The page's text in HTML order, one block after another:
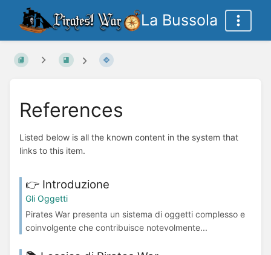
La Bussola
References
Listed below is all the known content in the system that
links to this item.
👉 Introduzione
Gli Oggetti
Pirates War presenta un sistema di oggetti complesso e
coinvolgente che contribuisce notevolmente...